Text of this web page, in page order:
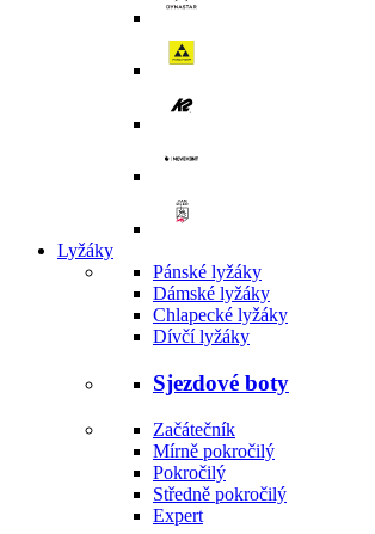
Lyžáky
Pánské lyžáky
Dámské lyžáky
Chlapecké lyžáky
Dívčí lyžáky
Sjezdové boty
Začátečník
Mírně pokročilý
Pokročilý
Středně pokročilý
Expert